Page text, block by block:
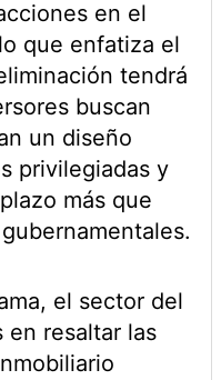
en el
que enfatiza el
tendrá
buscan
un diseño
privilegiadas y
más que
el sector del
en resaltar las